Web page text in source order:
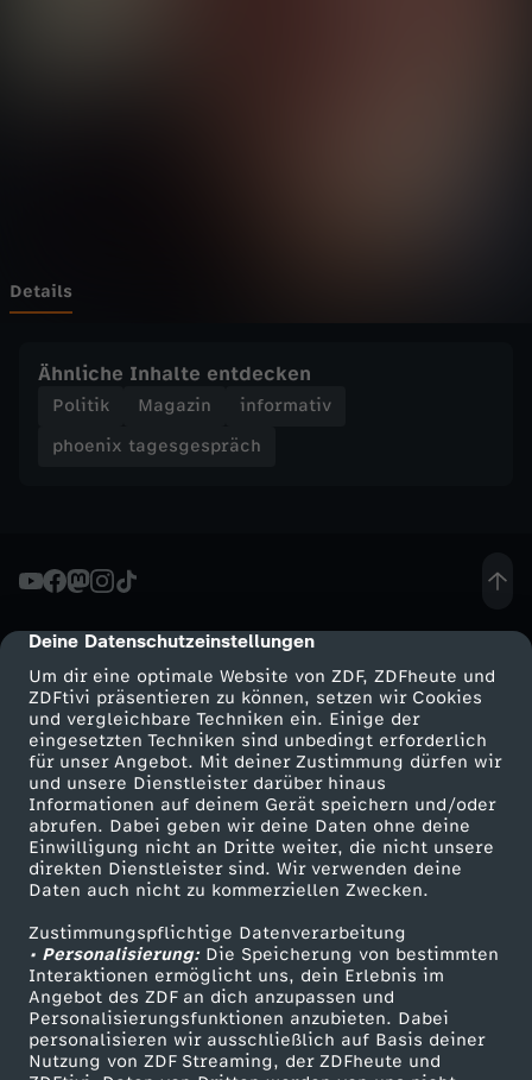
cmp-dialog-description
Deine Datenschutzeinstellungen
Um dir eine optimale Website von ZDF, ZDFheute und
ZDFtivi präsentieren zu können, setzen wir Cookies
und vergleichbare Techniken ein. Einige der
eingesetzten Techniken sind unbedingt erforderlich
für unser Angebot. Mit deiner Zustimmung dürfen wir
und unsere Dienstleister darüber hinaus
Informationen auf deinem Gerät speichern und/oder
abrufen. Dabei geben wir deine Daten ohne deine
Einwilligung nicht an Dritte weiter, die nicht unsere
direkten Dienstleister sind. Wir verwenden deine
Daten auch nicht zu kommerziellen Zwecken.
Zustimmungspflichtige Datenverarbeitung
• Personalisierung:Die Speicherung von bestimmten
Interaktionen ermöglicht uns, dein Erlebnis im
Angebot des ZDF an dich anzupassen und
Personalisierungsfunktionen anzubieten. Dabei
personalisieren wir ausschließlich auf Basis deiner
Nutzung von ZDF Streaming, der ZDFheute und
g
s
ä
c
h
-
U
S
-
Z
o
Details
Ähnliche Inhalte entdecken
Politik Magazin
informativ
phoenix tagesgespräch
Mehr ZDF
ZDF-Apps
Smart TV
ZDFtext
Livestreams
Sendungen A-Z
TV-Programm
Service
ZDFmitreden
Kontakt zum ZDF
Tickets
Zuschauerservice
Hilfe